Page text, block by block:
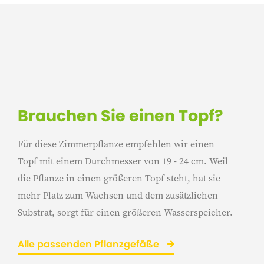
Brauchen Sie einen Topf?
Für diese Zimmerpflanze empfehlen wir einen
Topf mit einem Durchmesser von 19 - 24 cm. Weil
die Pflanze in einen größeren Topf steht, hat sie
mehr Platz zum Wachsen und dem zusätzlichen
Substrat, sorgt für einen größeren Wasserspeicher.
Alle passenden Pflanzgefäße